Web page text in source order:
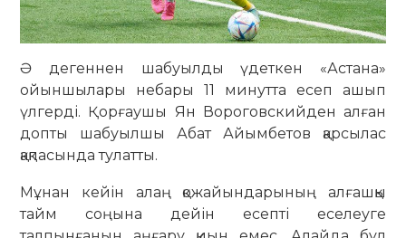
Ә дегеннен шабуылды үдеткен «Астана»
ойыншылары небары 11 минутта есеп ашып
үлгерді. Қорғаушы Ян Вороговскийден алған
допты шабуылшы Абат Айым­бетов қарсылас
қақпасында тулатты.
Мұнан кейін алаң қожайындарының алғашқы
тайм соңына дейін есепті еселеуге